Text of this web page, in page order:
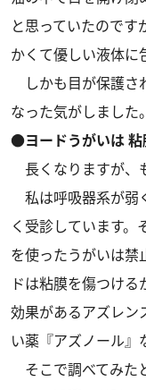
と思っていたのです
かくて優しい液体に
しかも目が保護さ
なった気がしました。
●ヨードうがいは 粘
長くなりますが、
私は呼吸器系が弱
く受診しています。
を使ったうがいは禁
ドは粘膜を傷つけ
効果があるアズレン
い薬『アズノール』
そこで調べてみた